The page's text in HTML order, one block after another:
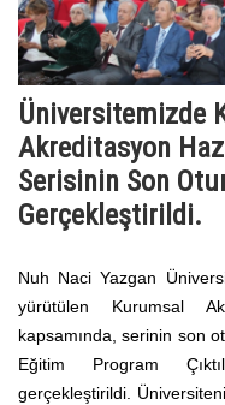
Üniversitemizde
Akreditasyon
Serisinin Son
Gerçekleştirildi.
Nuh Naci Yazgan
yürütülen Kurumsal
kapsamında, serinin son
Eğitim Program
gerçekleştirildi.